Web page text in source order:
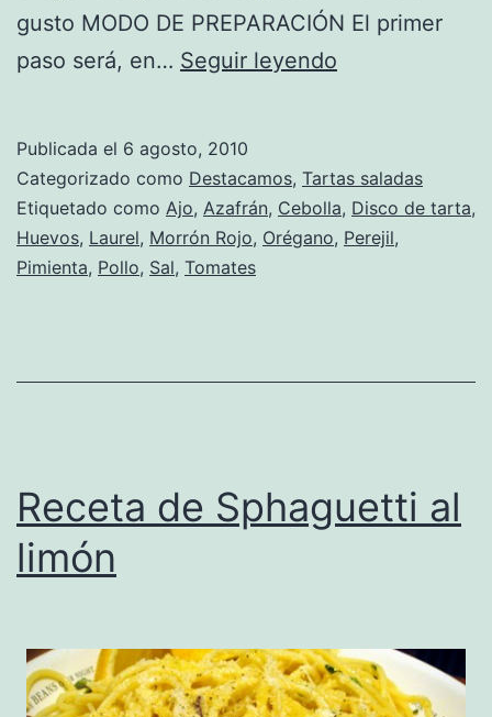
gusto MODO DE PREPARACIÓN El primer
paso será, en… Seguir leyendo
Salada
Publicada el 6 agosto, 2010
Categorizado como Destacamos, Tartas saladas
Etiquetado como Ajo, Azafrán, Cebolla, Disco de tarta,
Huevos, Laurel, Morrón Rojo, Orégano, Perejil,
Pimienta, Pollo, Sal, Tomates
Receta de Sphaguetti al
limón